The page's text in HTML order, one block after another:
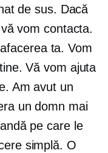
de sus. Dacă
vom contacta.
ta. Vom
Vă vom ajuta
Am avut un
un domn mai
pe care le
simplă. O